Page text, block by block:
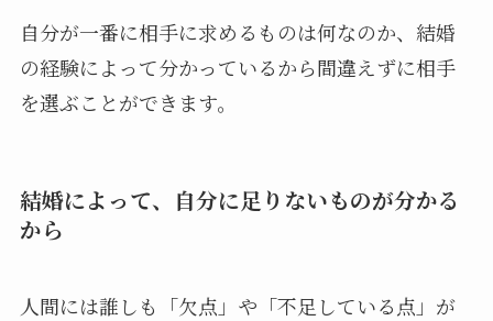
自分が一番に相手に求めるものは何なのか、結婚
の経験によって分かっているから間違えずに相手
を選ぶことができます。
結婚によって、自分に足りないものが分かる
から
人間には誰しも「欠点」や「不足している点」が